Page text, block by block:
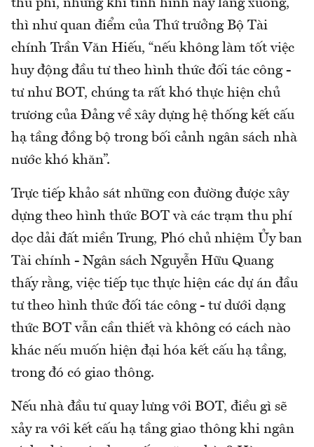
thu phí, nhưng khi tình hình này lắng xuống,
thì như quan điểm của Thứ trưởng Bộ Tài
chính Trần Văn Hiếu, “nếu không làm tốt việc
huy động đầu tư theo hình thức đối tác công -
tư như BOT, chúng ta rất khó thực hiện chủ
trương của Đảng về xây dựng hệ thống kết cấu
hạ tầng đồng bộ trong bối cảnh ngân sách nhà
nước khó khăn”.
Trực tiếp khảo sát những con đường được xây
dựng theo hình thức BOT và các trạm thu phí
dọc dải đất miền Trung, Phó chủ nhiệm Ủy ban
Tài chính - Ngân sách Nguyễn Hữu Quang
thấy rằng, việc tiếp tục thực hiện các dự án đầu
tư theo hình thức đối tác công - tư dưới dạng
thức BOT vẫn cần thiết và không có cách nào
khác nếu muốn hiện đại hóa kết cấu hạ tầng,
trong đó có giao thông.
Nếu nhà đầu tư quay lưng với BOT, điều gì sẽ
xảy ra với kết cấu hạ tầng giao thông khi ngân